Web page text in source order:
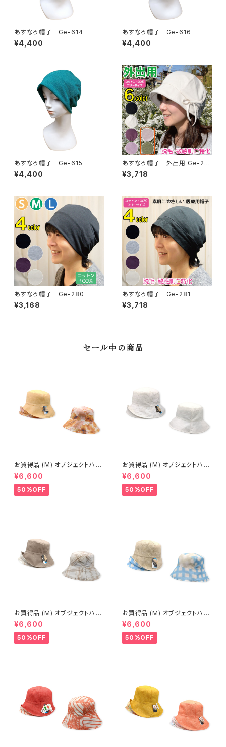
あすなろ帽子 Ge-614
¥4,400
あすなろ帽子 Ge-616
¥4,400
あすなろ帽子 Ge-615
¥4,400
あすなろ帽子 外出用 Ge-22
2
¥3,718
あすなろ帽子 Ge-280
¥3,168
あすなろ帽子 Ge-281
¥3,718
セール中の商品
お買得品 (M) オブジェクトハッ
ト (春夏) 15-14503
¥6,600
50%OFF
お買得品 (M) オブジェクトハッ
ト (春夏) 15-14414
¥6,600
50%OFF
お買得品 (M) オブジェクトハッ
ト (春夏) 14-14502
¥6,600
50%OFF
お買得品 (M) オブジェクトハッ
ト (春夏) 15-14406
¥6,600
50%OFF